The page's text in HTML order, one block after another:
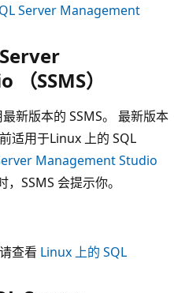
Server Management
SSMS）
新版本的 SSMS。 最新版本
适用于Linux 上的 SQL
Management Studio
SSMS 会提示你。
查看 Linux 上的 SQL